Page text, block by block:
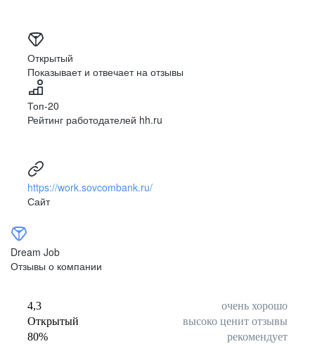
Открытый
Показывает и отвечает на отзывы
Топ-20
Рейтинг работодателей hh.ru
https://work.sovcombank.ru/
Сайт
Dream Job
Отзывы о компании
4,3
очень хорошо
Открытый
высоко ценит отзывы
80% рекомендует